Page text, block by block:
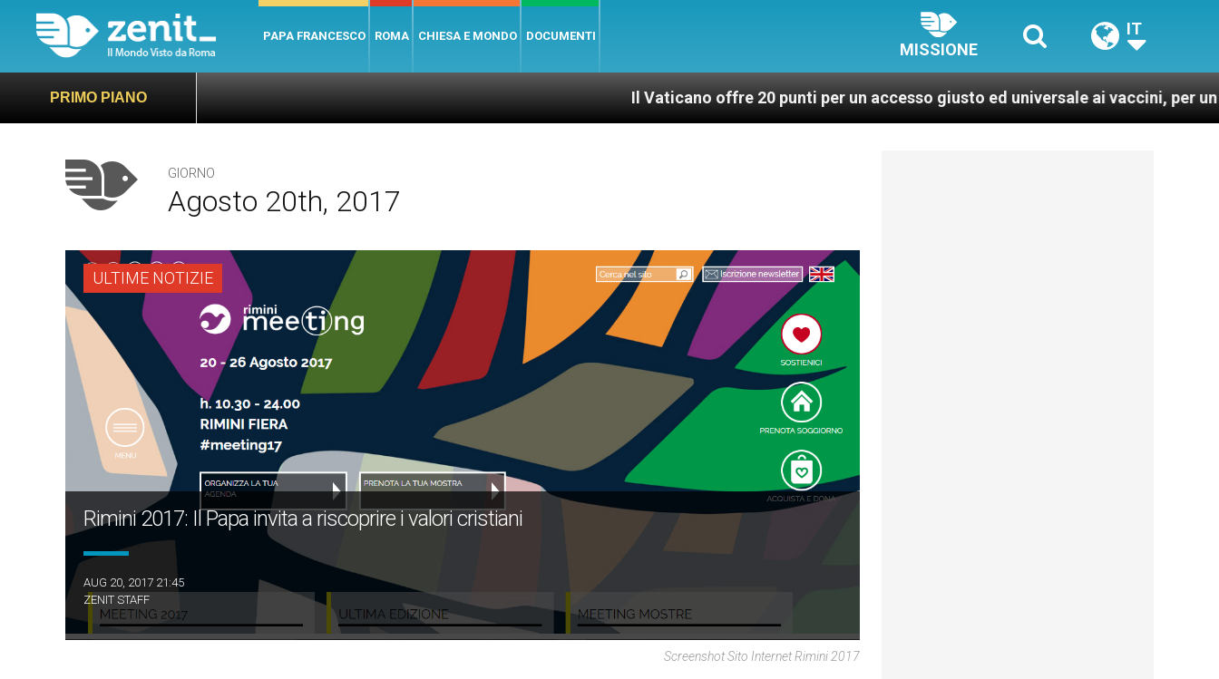
PAPA FRANCESCO ROMA CHIESA E MONDO DOCUMENTI
MISSIONE
IT
PRIMO PIANO Il Vaticano offre 20 punti per un accesso giusto ed universale ai vaccini, per un mondo più
GIORNO
Agosto 20th, 2017
ULTIME NOTIZIE
Rimini 2017: Il Papa invita a riscoprire i valori cristiani
AUG 20, 2017 21:45
ZENIT STAFF
Screenshot Sito Internet Rimini 2017